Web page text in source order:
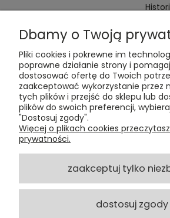
Kontakt:
t:+48 609 155 327
e:vinyltamka@gmail.com
ul. Chmielna 20, 00-020 Warszawa
Dbamy o Twoją
Pliki cookies i pokrewne im
poprawne działanie strony i
dostosować ofertę do Twoich
zaakceptować wykorzystanie przez
tych plików i przejść do sklepu lub
plików do swoich preferencji,
"Dostosuj zgody".
Więcej o plikach cookies
prywatności.
zaakceptuj tylko
dostosuj zgody